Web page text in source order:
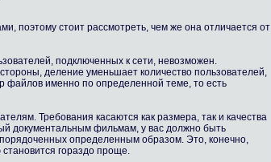
поэтому стоит рассмотреть, чем же она отличается от
подключенных к сети, невозможен.
деление уменьшает количество пользователей,
файлов именно по определенной теме, то есть
Требования касаются как размера, так и качества
документальным фильмам, у вас должно быть
определенным образом. Это, конечно,
гораздо проще.